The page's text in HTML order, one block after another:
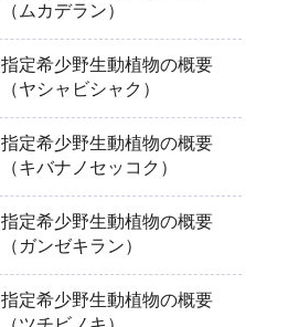
（ムカデラン）
指定希少野生動植物の概要
（ヤシャビシャク）
指定希少野生動植物の概要
（キバナノセッコク）
指定希少野生動植物の概要
（ガンゼキラン）
指定希少野生動植物の概要